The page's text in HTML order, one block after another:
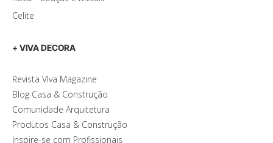
Celite
+ VIVA DECORA
Revista VIva Magazine
Blog Casa & Construção
Comunidade Arquitetura
Produtos Casa & Construção
Inspire-se com Profissionais